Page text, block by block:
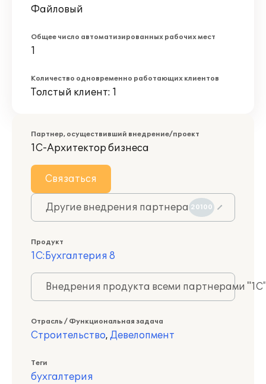
Файловый
Общее число автоматизированных рабочих мест
1
Количество одновременно работающих клиентов
Толстый клиент: 1
Партнер, осуществивший внедрение/проект
1С-Архитектор бизнеса
Связаться
Другие внедрения партнера 20100
Продукт
1С:Бухгалтерия 8
Внедрения продукта всеми партнерами
Отрасль / Функциональная задача
Строительство, Девелопмент
Теги
бухгалтерия